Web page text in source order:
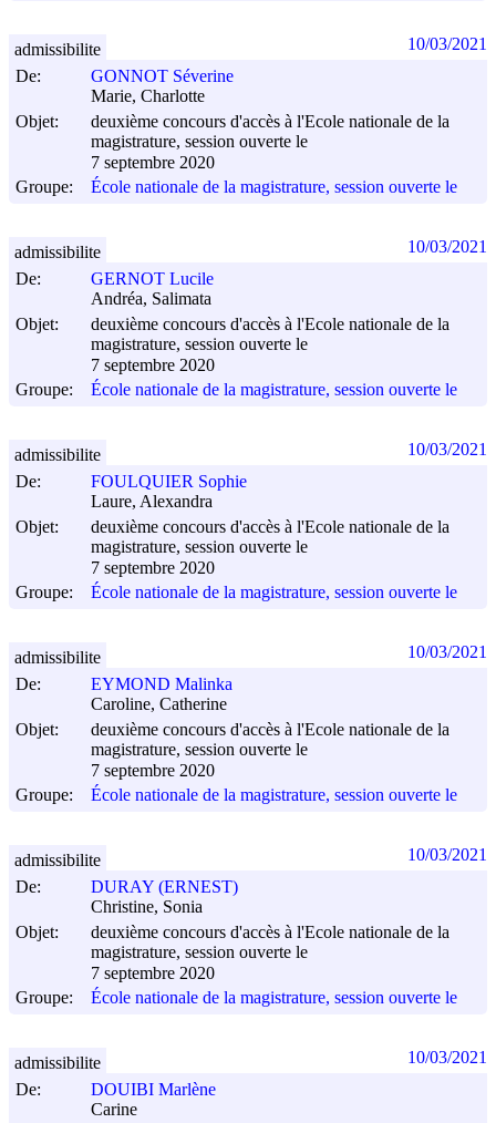
De:
GONNOT Séverine
Marie, Charlotte
Objet:
deuxième concours d'accès à l'Ecole nationale de la
magistrature, session ouverte le
7 septembre 2020
Groupe:
École nationale de la magistrature, session ouverte le
admissibilite 10/03/2021
De:
GERNOT Lucile
Andréa, Salimata
Objet:
deuxième concours d'accès à l'Ecole nationale de la
magistrature, session ouverte le
7 septembre 2020
Groupe:
École nationale de la magistrature, session ouverte le
admissibilite 10/03/2021
De:
FOULQUIER Sophie
Laure, Alexandra
Objet:
deuxième concours d'accès à l'Ecole nationale de la
magistrature, session ouverte le
7 septembre 2020
Groupe:
École nationale de la magistrature, session ouverte le
admissibilite 10/03/2021
De:
EYMOND Malinka
Caroline, Catherine
Objet:
deuxième concours d'accès à l'Ecole nationale de la
magistrature, session ouverte le
7 septembre 2020
Groupe:
École nationale de la magistrature, session ouverte le
admissibilite 10/03/2021
De:
DURAY (ERNEST)
Christine, Sonia
Objet:
deuxième concours d'accès à l'Ecole nationale de la
magistrature, session ouverte le
7 septembre 2020
Groupe:
École nationale de la magistrature, session ouverte le
admissibilite 10/03/2021
De:
DOUIBI Marlène
Carine
admissibilite 10/03/2021